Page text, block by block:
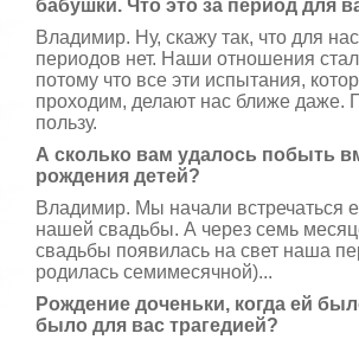
бабушки. Что это за период для
Владимир. Ну, скажу так, что для
периодов нет. Наши отношения
потому что все эти испытания,
проходим, делают нас ближе даже.
пользу.
А сколько вам удалось побыть
рождения детей?
Владимир. Мы начали встречаться
нашей свадьбы. А через семь
свадьбы появилась на свет наша
родилась семимесячной)...
Рождение доченьки, когда ей
было для вас трагедией?